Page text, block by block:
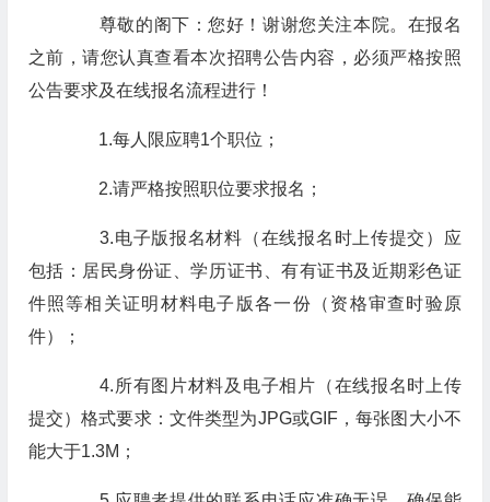
尊敬的阁下：您好！谢谢您关注本院。在报名
之前，请您认真查看本次招聘公告内容，必须严格按照
公告要求及在线报名流程进行！
1.每人限应聘1个职位；
2.请严格按照职位要求报名；
3.电子版报名材料（在线报名时上传提交）应
包括：居民身份证、学历证书、有有证书及近期彩色证
件照等相关证明材料电子版各一份（资格审查时验原
件）；
4.所有图片材料及电子相片（在线报名时上传
提交）格式要求：文件类型为JPG或GIF，每张图大小不
能大于1.3M；